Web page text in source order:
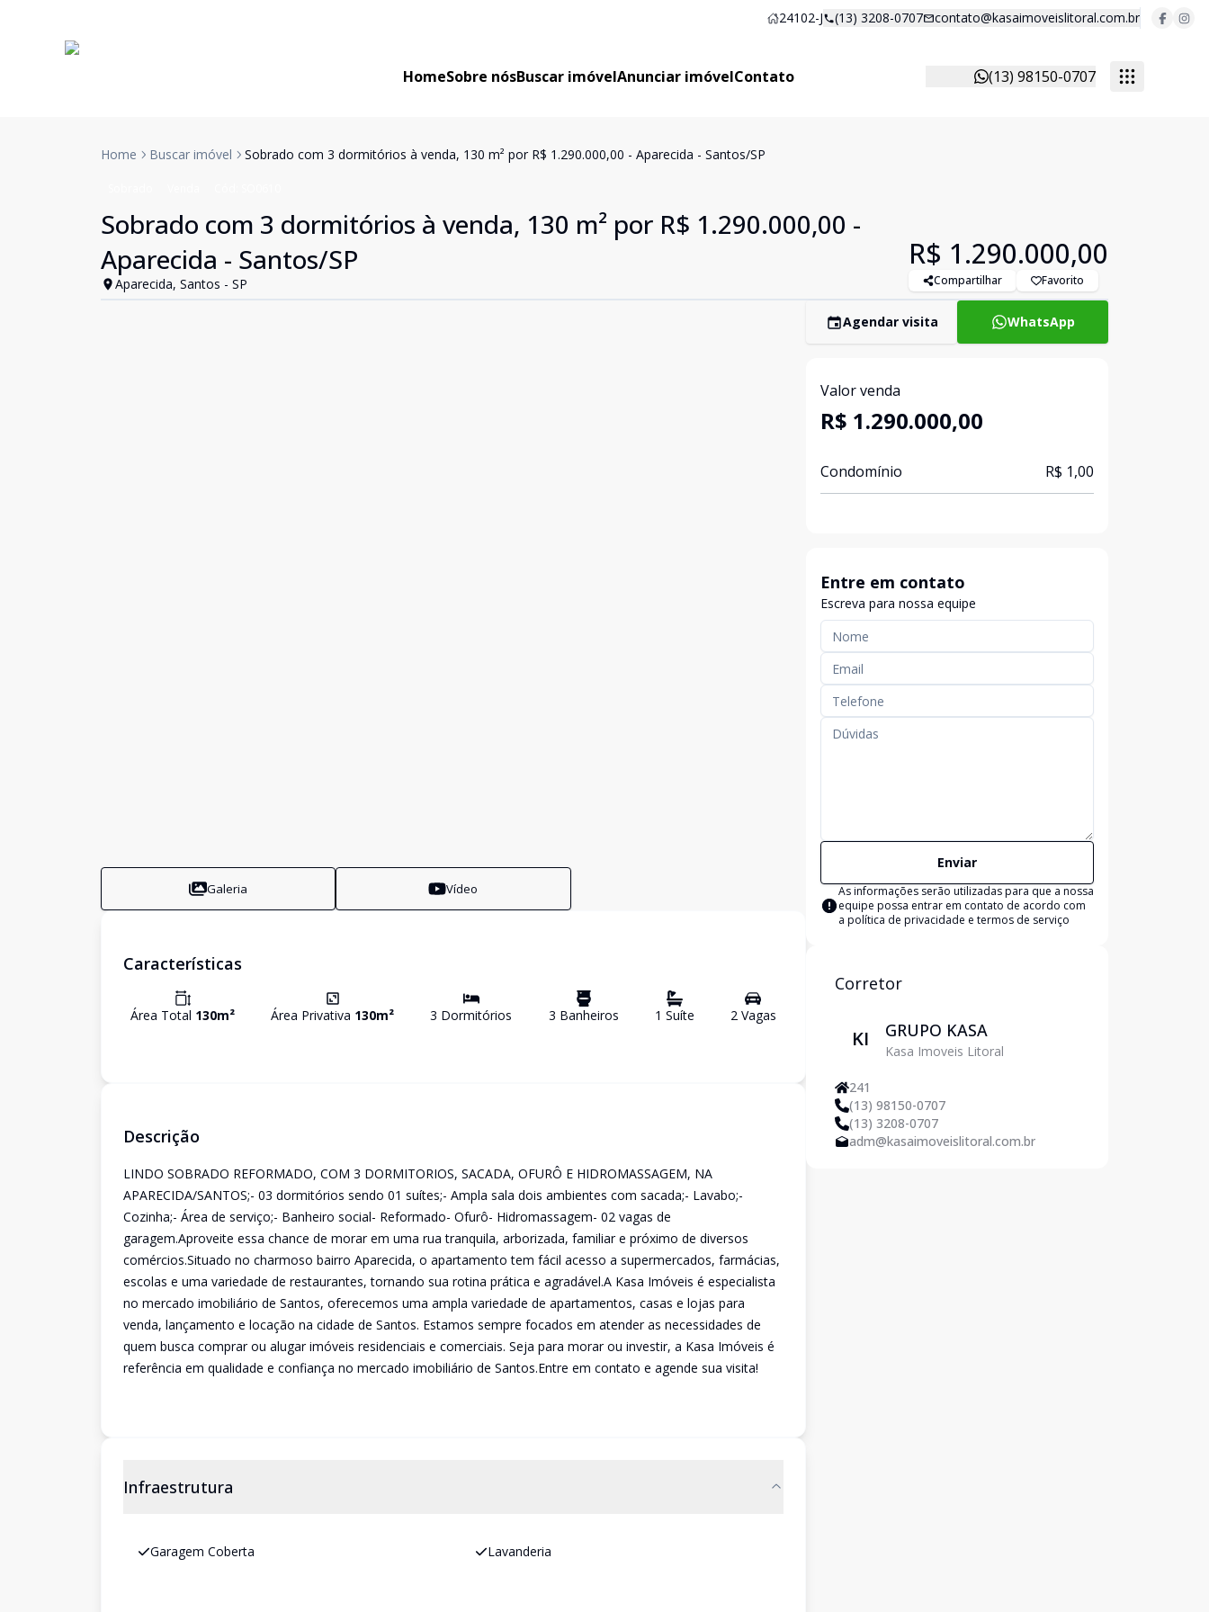
24102-J (13) 3208-0707 contato@kasaimoveislitoral.com.br
HomeSobre nósBuscar imóvelAnunciar imóvelContato (13) 98150-0707
Home Buscar imóvel Sobrado com 3 dormitórios à venda, 130 m² por R$ 1.290.000,00 - Aparecida - Santos/SP
Sobrado com 3 dormitórios à venda, 130 m² por R$ 1.290.000,00 -
Aparecida - Santos/SP
Aparecida, Santos - SP
R$ 1.290.000,00
Compartilhar Favorito
Galeria Vídeo
Características
Área Total 130m² Área Privativa 130m² 3 Dormitórios 3 Banheiros 1 Suíte 2Vagas
Descrição
LINDO SOBRADO REFORMADO, COM 3 DORMITORIOS, SACADA, OFURÔ E HIDROMASSAGEM, NA
APARECIDA/SANTOS;- 03 dormitórios sendo 01 suítes;- Ampla sala dois ambientes com sacada;- Lavabo;-
Cozinha;- Área de serviço;- Banheiro social- Reformado- Ofurô- Hidromassagem- 02 vagas de
garagem.Aproveite essa chance de morar em uma rua tranquila, arborizada, familiar e próximo de diversos
comércios.Situado no charmoso bairro Aparecida, o apartamento tem fácil acesso a supermercados, farmácias,
escolas e uma variedade de restaurantes, tornando sua rotina prática e agradável.A Kasa Imóveis é especialista
no mercado imobiliário de Santos, oferecemos uma ampla variedade de apartamentos, casas e lojas para
venda, lançamento e locação na cidade de Santos. Estamos sempre focados em atender as necessidades de
quem busca comprar ou alugar imóveis residenciais e comerciais. Seja para morar ou investir, a Kasa Imóveis é
referência em qualidade e confiança no mercado imobiliário de Santos.Entre em contato e agende sua visita!
Infraestrutura
Garagem Coberta Lavanderia
Agendar visita WhatsApp
Valor venda
R$ 1.290.000,00
Condomínio R$ 1,00
Entre em contato
Escreva para nossa equipe
Enviar
As informações serão utilizadas para que a nossa
equipe possa entrar em contato de acordo com
a política de privacidade e termos de serviço
Corretor
KI GRUPO KASA
Kasa Imoveis Litoral
241
(13) 98150-0707
(13) 3208-0707
adm@kasaimoveislitoral.com.br